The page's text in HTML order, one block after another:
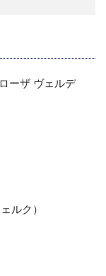
ローザ ヴェルデ
ルク）